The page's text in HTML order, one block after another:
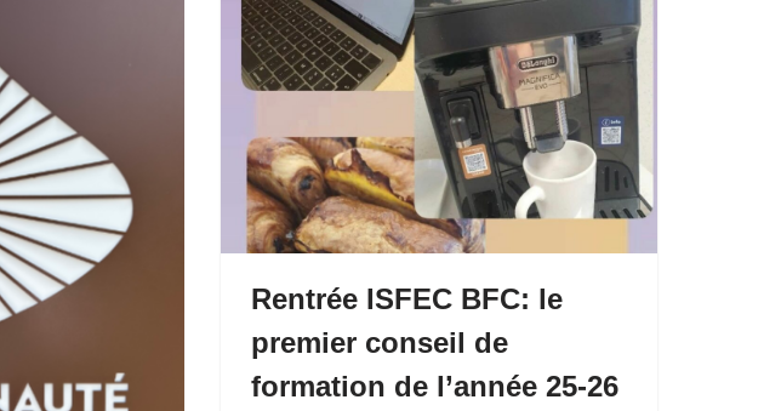
Rentrée ISFEC BFC: le
premier conseil de
formation de l’année 25-26